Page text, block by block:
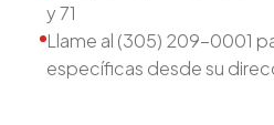
y 71
Llame al (305) 209-0001
específicas desde su